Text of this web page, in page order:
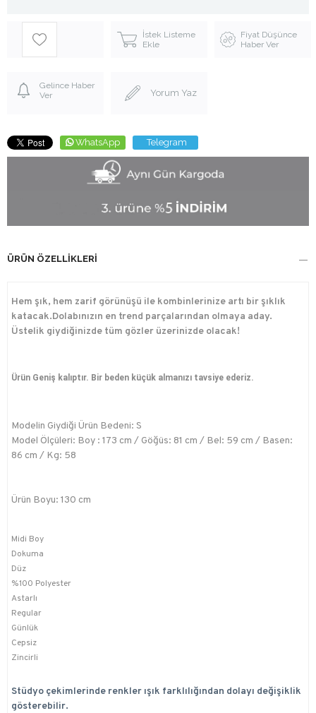
İstek Listeme
Ekle
Fiyat Düşünce
Haber Ver
Gelince Haber
Ver
Yorum Yaz
WhatsApp Telegram
ÜRÜN ÖZELLIKLERI
Hem şık, hem zarif görünüşü ile kombinlerinize artı bir şıklık
katacak.Dolabınızın en trend parçalarından olmaya aday.
Üstelik giydiğinizde tüm gözler üzerinizde olacak!
Ürün Geniş kalıptır. Bir beden küçük almanızı tavsiye ederiz.
Modelin Giydiği Ürün Bedeni: S
Model Ölçüleri: Boy : 173 cm / Göğüs: 81 cm / Bel: 59 cm / Basen:
86 cm / Kg: 58
Ürün Boyu: 130 cm
Midi Boy
Dokuma
Düz
%100 Polyester
Astarlı
Regular
Günlük
Cepsiz
Zincirli
Stüdyo çekimlerinde renkler ışık farklılığından dolayı değişiklik
gösterebilir.